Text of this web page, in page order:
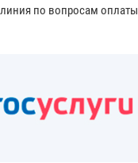
линия по вопросам оплаты